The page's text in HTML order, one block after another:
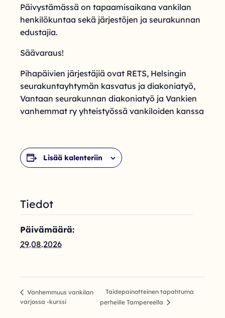
Päivystämässä on tapaamisaikana vankilan
henkilökuntaa sekä järjestöjen ja seurakunnan
edustajia.
Säävaraus!
Pihapäivien järjestäjiä ovat RETS, Helsingin
seurakuntayhtymän kasvatus ja diakoniatyö,
Vantaan seurakunnan diakoniatyö ja Vankien
vanhemmat ry yhteistyössä vankiloiden kanssa
Lisää kalenteriin
Tiedot
Päivämäärä:
29.08.2026
Vanhemmuus vankilan
varjossa -kurssi
Taidepainotteinen tapahtuma
perheille Tampereella